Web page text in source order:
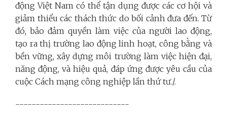
động Việt Nam có thể tận dụng được các cơ hội và
giảm thiểu các thách thức do bối cảnh đưa đến. Từ
đó, bảo đảm quyền làm việc của người lao động,
tạo ra thị trường lao động linh hoạt, công bằng và
bền vững, xây dựng môi trường làm việc hiện đại,
năng động, và hiệu quả, đáp ứng được yêu cầu của
cuộc Cách mạng công nghiệp lần thứ tư./.
----------------------------